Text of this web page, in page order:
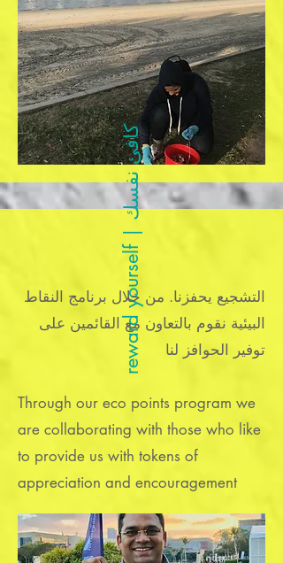
r
e
w
a
r
d
y
o
u
r
s
e
l
f
|
ك
ا
ف
ئ
ن
ف
س
ك
التشجيع يحفزنا. من خلال برنامج النقاط
البيئية نقوم بالتعاون مع القائمين على
توفير الحوافز لنا
Through our eco points program we
are collaborating with those who like
to provide us with tokens of
appreciation and encouragement